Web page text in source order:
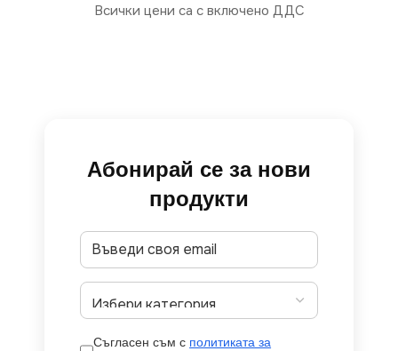
Всички цени са с включено ДДС
Абонирай се за нови
продукти
Съгласен съм с политиката за